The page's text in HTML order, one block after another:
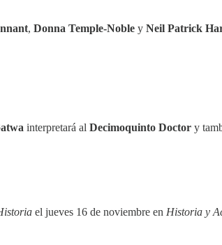
, Donna Temple-Noble y Neil Patrick
interpretará al Decimoquinto Doctor y
el jueves 16 de noviembre en Historia y